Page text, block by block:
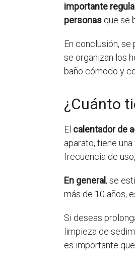
importante
personas que se
En conclusión, se
se organizan los
baño cómodo y
¿Cuánto
El calentador de
aparato, tiene
frecuencia de
En general, se
más de 10 años,
Si deseas
limpieza de
es importante